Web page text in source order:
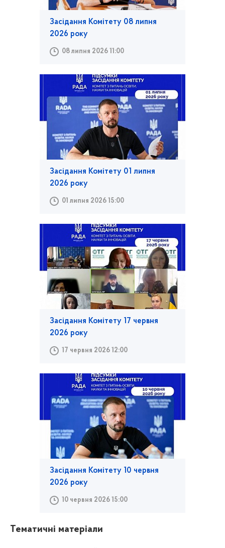
Засідання Комітету 08 липня
2026 року
08 липня 2026 11:00
Засідання Комітету 01 липня
2026 року
01 липня 2026 15:00
Засідання Комітету 17 червня
2026 року
17 червня 2026 12:00
Засідання Комітету 10 червня
2026 року
10 червня 2026 15:00
Тематичні матеріали